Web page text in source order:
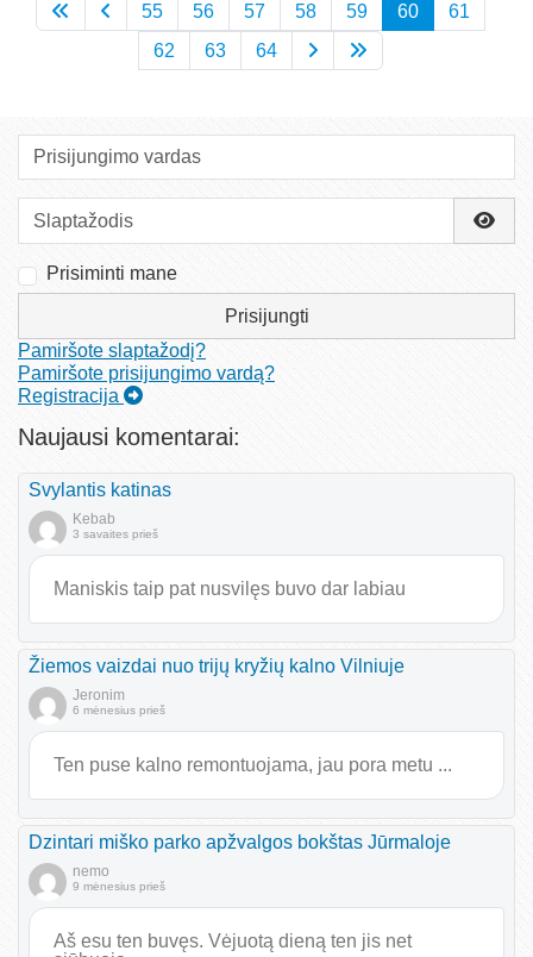
55 56 57 58 59 60
61
62
63 64
Prisijungimo vardas
Slaptažodis
Prisiminti mane
Prisijungti
Pamiršote slaptažodį?
Pamiršote prisijungimo vardą?
Registracija
Naujausi komentarai:
Svylantis katinas
Kebab
3 savaites prieš
Maniskis taip pat nusvilęs buvo dar labiau
Žiemos vaizdai nuo trijų kryžių kalno Vilniuje
Jeronim
6 mėnesius prieš
Ten puse kalno remontuojama, jau pora metu ...
Dzintari miško parko apžvalgos bokštas Jūrmaloje
nemo
9 mėnesius prieš
Aš esu ten buvęs. Vėjuotą dieną ten jis net